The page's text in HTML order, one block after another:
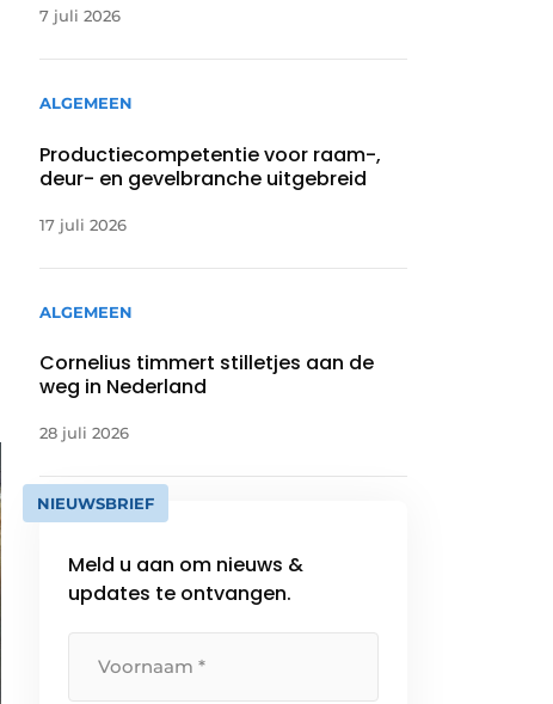
7 juli 2026
ALGEMEEN
Productiecompetentie voor raam-,
deur- en gevelbranche uitgebreid
17 juli 2026
ALGEMEEN
Cornelius timmert stilletjes aan de
weg in Nederland
28 juli 2026
NIEUWSBRIEF
Meld u aan om nieuws &
updates te ontvangen.